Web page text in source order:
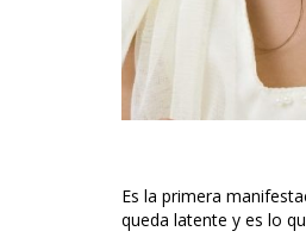
Es la primera
queda latente y es lo